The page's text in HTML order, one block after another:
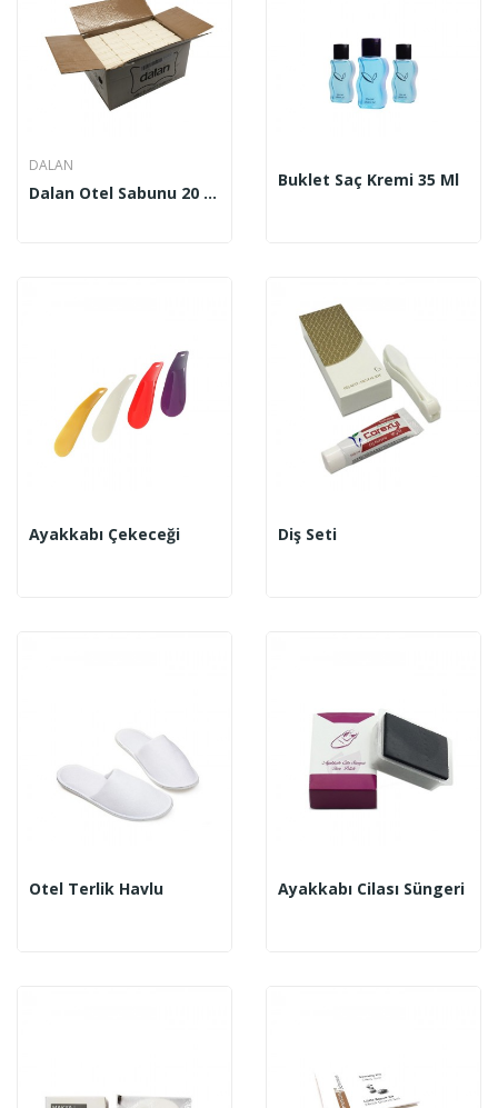
DALAN
Dalan Otel Sabunu 20 Gr 360 Adet
Buklet Saç Kremi 35 Ml
Ayakkabı Çekeceği Diş Seti
Otel Terlik Havlu Ayakkabı Cilası Süngeri